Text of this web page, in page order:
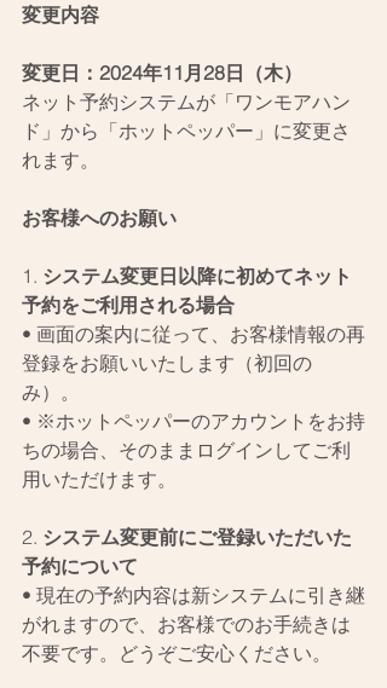
変更内容
変更日：2024年11月28日（木）
ネット予約システムが「ワンモアハン
ド」から「ホットペッパー」に変更さ
れます。
お客様へのお願い
1. システム変更日以降に初めてネット
予約をご利用される場合
• 画面の案内に従って、お客様情報の再
登録をお願いいたします（初回の
み）。
• ※ホットペッパーのアカウントをお持
ちの場合、そのままログインしてご利
用いただけます。
2. システム変更前にご登録いただいた
予約について
• 現在の予約内容は新システムに引き継
がれますので、お客様でのお手続きは
不要です。どうぞご安心ください。